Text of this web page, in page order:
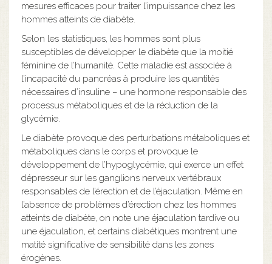
mesures efficaces pour traiter l’impuissance chez les
hommes atteints de diabète.
Selon les statistiques, les hommes sont plus
susceptibles de développer le diabète que la moitié
féminine de l’humanité. Cette maladie est associée à
l’incapacité du pancréas à produire les quantités
nécessaires d’insuline – une hormone responsable des
processus métaboliques et de la réduction de la
glycémie.
Le diabète provoque des perturbations métaboliques et
métaboliques dans le corps et provoque le
développement de l’hypoglycémie, qui exerce un effet
dépresseur sur les ganglions nerveux vertébraux
responsables de l’érection et de l’éjaculation. Même en
l’absence de problèmes d’érection chez les hommes
atteints de diabète, on note une éjaculation tardive ou
une éjaculation, et certains diabétiques montrent une
matité significative de sensibilité dans les zones
érogènes.